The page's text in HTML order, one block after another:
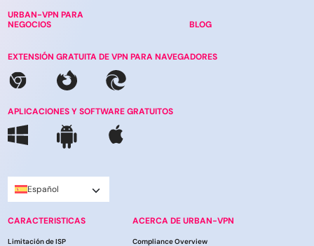
URBAN-VPN PARA
NEGOCIOS
BLOG
EXTENSIÓN GRATUITA DE VPN PARA NAVEGADORES
APLICACIONES Y SOFTWARE GRATUITOS
Español
CARACTERISTICAS
Limitación de ISP
ACERCA DE URBAN-VPN
Compliance Overview